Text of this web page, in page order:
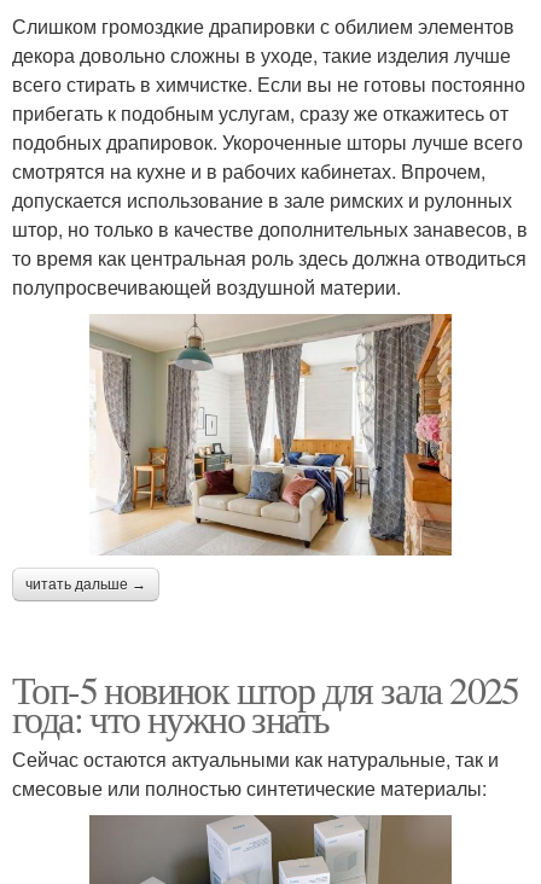
Слишком громоздкие драпировки с обилием элементов
декора довольно сложны в уходе, такие изделия лучше
всего стирать в химчистке. Если вы не готовы постоянно
прибегать к подобным услугам, сразу же откажитесь от
подобных драпировок. Укороченные шторы лучше всего
смотрятся на кухне и в рабочих кабинетах. Впрочем,
допускается использование в зале римских и рулонных
штор, но только в качестве дополнительных занавесов, в
то время как центральная роль здесь должна отводиться
полупросвечивающей воздушной материи.
читать дальше →
Топ-5 новинок штор для зала 2025
года: что нужно знать
Сейчас остаются актуальными как натуральные, так и
смесовые или полностью синтетические материалы: